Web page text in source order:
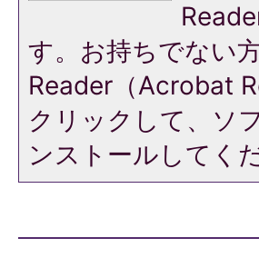
す。お持ちでない
Reader（Acrobat
クリックして、ソ
ンストールしてく